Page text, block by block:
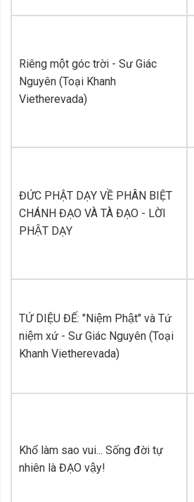
Riêng một góc trời - Sư Giác
Nguyên (Toại Khanh
Vietherevada)
ĐỨC PHẬT DẠY VỀ PHÂN BIỆT
CHÁNH ĐẠO VÀ TÀ ĐẠO - LỜI
PHẬT DẠY
TỨ DIỆU ĐẾ: "Niệm Phật" và Tứ
niệm xứ - Sư Giác Nguyên (Toại
Khanh Vietherevada)
Khổ làm sao vui... Sống đời tự
nhiên là ĐẠO vậy!